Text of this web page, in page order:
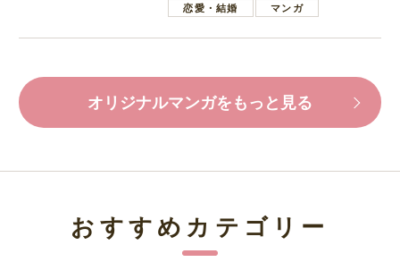
恋愛・結婚
マンガ
オリジナルマンガをもっと見る
おすすめカテゴリー